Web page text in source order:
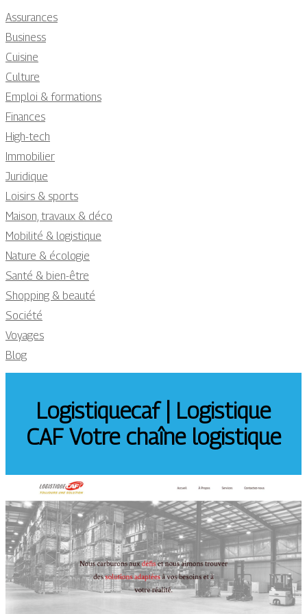
Assurances
Business
Cuisine
Culture
Emploi & formations
Finances
High-tech
Immobilier
Juridique
Loisirs & sports
Maison, travaux & déco
Mobilité & logistique
Nature & écologie
Santé & bien-être
Shopping & beauté
Société
Voyages
Blog
Logistique­caf | Logistique
CAF Votre chaîne logistique